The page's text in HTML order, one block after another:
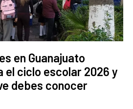
en Guanajuato
el ciclo escolar 2026 y
debes conocer